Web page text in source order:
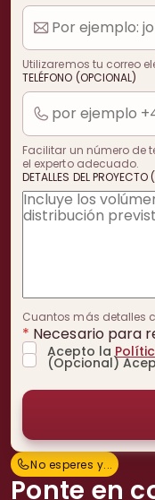
No esperes y...
No esperes y...
Ponte en
Utilizaremos tu correo
TELÉFONO (OPCIONAL)
Facilitar un número de
el experto adecuado.
DETALLES DEL
Cuantos más detalles
* Necesario para
Acepto la
(Opcional)